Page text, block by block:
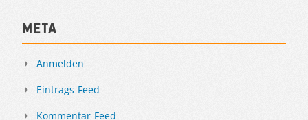
Meta
Anmelden
Eintrags-Feed
Kommentar-Feed